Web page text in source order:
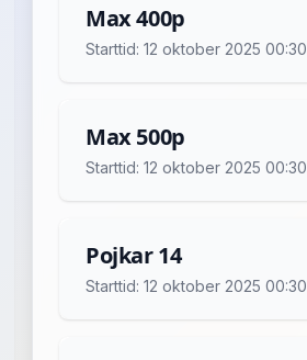
Max 400p
Starttid: 12 oktober 2025 00:30
Max 500p
Starttid: 12 oktober 2025 00:30
Pojkar 14
Starttid: 12 oktober 2025 00:30